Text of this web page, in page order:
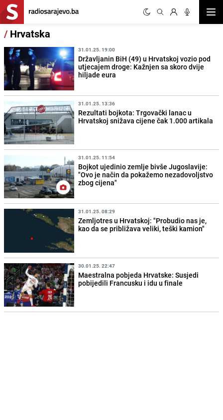
/ Hrvatska
31.01.25. 19:00
Državljanin BiH (49) u Hrvatskoj vozio pod
utjecajem droge: Kažnjen sa skoro dvije
hiljade eura
31.01.25. 13:36
Rezultati bojkota: Trgovački lanac u
Hrvatskoj snižava cijene čak 1.000 artikala
31.01.25. 11:54
Bojkot ujedinio zemlje bivše Jugoslavije:
"Ovo je način da pokažemo nezadovoljstvo
zbog cijena"
31.01.25. 08:29
Zemljotres u Hrvatskoj: "Probudio nas je,
kao da se približava veliki, teški kamion"
30.01.25. 22:47
Maestralna pobjeda Hrvatske: Susjedi
pobijedili Francusku i idu u finale